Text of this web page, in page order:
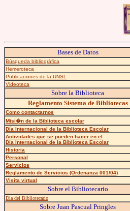
Bases de Datos
Búsqueda bibliográfica
Hemeroteca
Publicaciones de la UNSL
Videoteca
Sobre la Biblioteca
Reglamento Sistema de Bibliotecas
Como contactarnos
Misi�n de la Biblioteca escolar
Día Internacional de la Biblioteca Escolar
Actividades que se pueden hacer en el
Día Internacional de la Biblioteca Escolar
Historia
Personal
Servicios
Reglamento de Servicios (Ordenanza 001/04)
Visita virtual
Sobre el Bibliotecario
Día del Bibliotecario
Sobre Juan Pascual Pringles